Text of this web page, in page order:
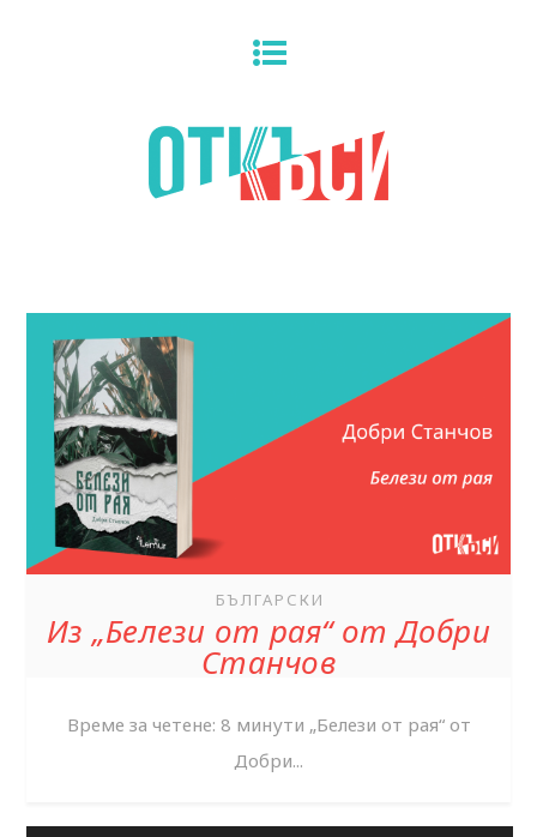
БЪЛГАРСКИ
Из „Белези от рая“ от Добри
Станчов
Време за четене: 8 минути „Белези от рая“ от
Добри...